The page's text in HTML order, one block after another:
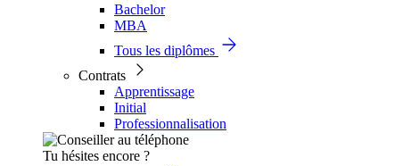
Bachelor
MBA
Tous les diplômes
Contrats
Apprentissage
Initial
Professionnalisation
Tu hésites encore ?